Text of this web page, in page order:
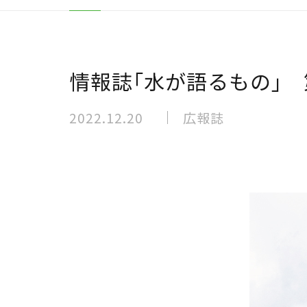
情報誌｢水が語るもの｣
2022.12.20 広報誌